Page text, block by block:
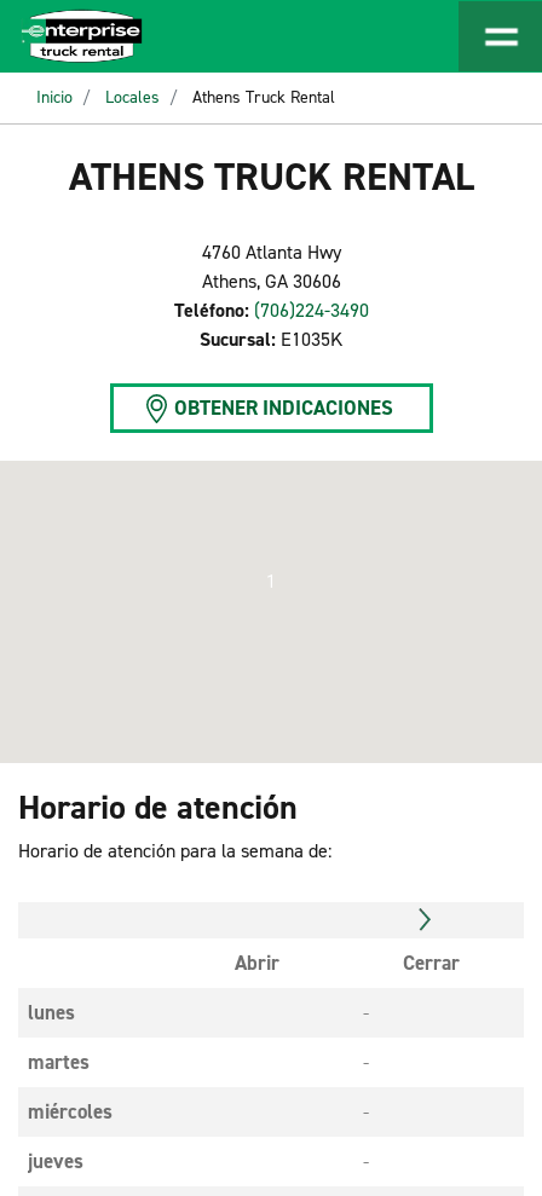
Inicio Locales Athens Truck Rental
ATHENS TRUCK RENTAL
4760 Atlanta Hwy
Athens, GA 30606
Teléfono: (706)224-3490
Sucursal: E1035K
OBTENER INDICACIONES
1
Horario de atención
Horario de atención para la semana de:
Abrir
Cerrar
lunes
-
martes
-
miércoles
-
jueves
-